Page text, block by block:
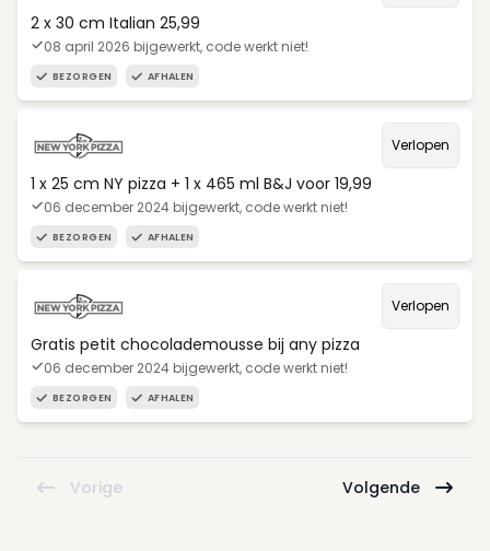
2 x 30 cm Italian 25,99
08 april 2026 bijgewerkt, code werkt niet!
BEZORGEN AFHALEN
Verlopen
1 x 25 cm NY pizza + 1 x 465 ml B&J voor 19,99
06 december 2024 bijgewerkt, code werkt niet!
BEZORGEN AFHALEN
Verlopen
Gratis petit chocolademousse bij any pizza
06 december 2024 bijgewerkt, code werkt niet!
BEZORGEN AFHALEN
Vorige Volgende